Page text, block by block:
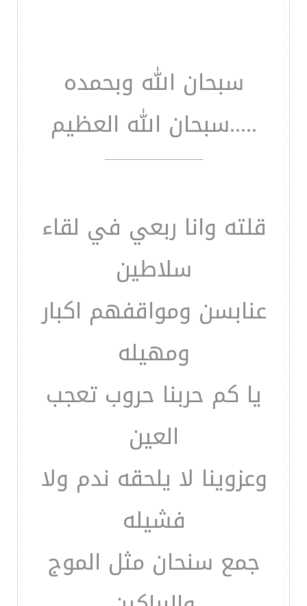
سبحان الله وبحمده
.....سبحان الله العظيم
__________________
قلته وانا ربعي في لقاء
سلاطين
عنابسن ومواقفهم اكبار
ومهيله
يا كم حربنا حروب تعجب
العين
وعزوينا لا يلحقه ندم ولا
فشيله
جمع سنحان مثل الموج